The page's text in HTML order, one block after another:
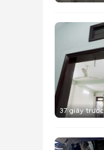
37 giây trước